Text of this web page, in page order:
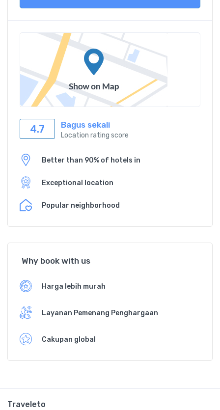
4.7 Bagus sekali
Location rating score
Better than 90% of hotels in
Exceptional location
Popular neighborhood
Why book with us
Harga lebih murah
Layanan Pemenang Penghargaan
Cakupan global
Traveleto